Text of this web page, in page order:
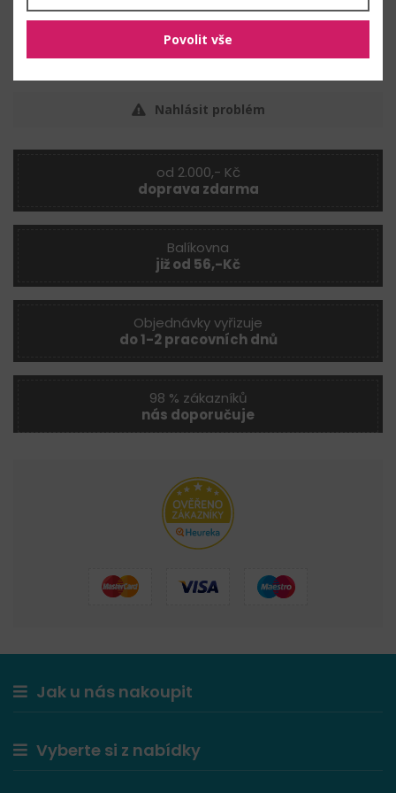
Vlastnosti
Rozměry:50 mm
Nahlásit problém
od 2.000,- Kč
doprava zdarma
Balíkovna
již od 56,-Kč
Objednávky vyřizuje
do 1-2 pracovních dnů
98 % zákazníků
nás doporučuje
Jak u nás nakoupit
Vyberte si z nabídky
Povolit vše